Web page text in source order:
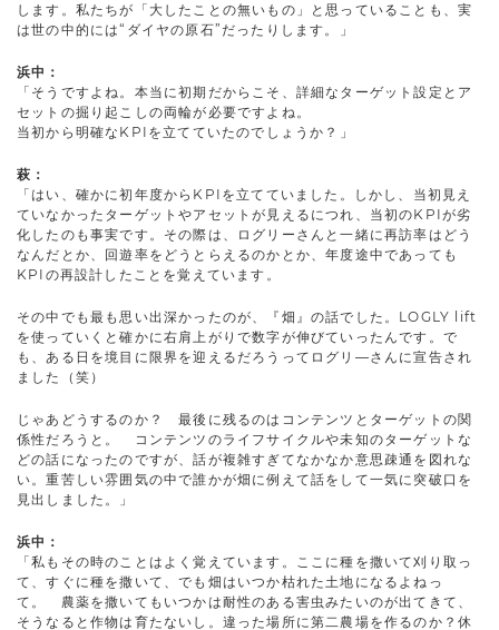
します。私たちが「大したことの無いもの」と思っていることも、実
は世の中的には“ダイヤの原石”だったりします。」
浜中：
「そうですよね。本当に初期だからこそ、詳細なターゲット設定とア
セットの掘り起こしの両輪が必要ですよね。
当初から明確なKPIを立てていたのでしょうか？」
萩：
「はい、確かに初年度からKPIを立てていました。しかし、当初見え
ていなかったターゲットやアセットが見えるにつれ、当初のKPIが劣
化したのも事実です。その際は、ログリーさんと一緒に再訪率はどう
なんだとか、回遊率をどうとらえるのかとか、年度途中であっても
KPIの再設計したことを覚えています。
その中でも最も思い出深かったのが、『畑』の話でした。LOGLY lift
を使っていくと確かに右肩上がりで数字が伸びていったんです。で
も、ある日を境目に限界を迎えるだろうってログリ―さんに宣告され
ました（笑）
じゃあどうするのか？ 最後に残るのはコンテンツとターゲットの関
係性だろうと。 コンテンツのライフサイクルや未知のターゲットな
どの話になったのですが、話が複雑すぎてなかなか意思疎通を図れな
い。重苦しい雰囲気の中で誰かが畑に例えて話をして一気に突破口を
見出しました。」
浜中：
「私もその時のことはよく覚えています。ここに種を撒いて刈り取っ
て、すぐに種を撒いて、でも畑はいつか枯れた土地になるよねっ
て。 農薬を撒いてもいつかは耐性のある害虫みたいのが出てきて、
そうなると作物は育たないし。違った場所に第二農場を作るのか？休